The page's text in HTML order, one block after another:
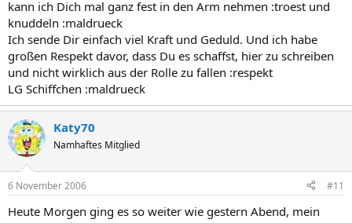
kann ich Dich mal ganz fest in den Arm nehmen :troest und
knuddeln :maldrueck
Ich sende Dir einfach viel Kraft und Geduld. Und ich habe
großen Respekt davor, dass Du es schaffst, hier zu schreiben
und nicht wirklich aus der Rolle zu fallen :respekt
LG Schiffchen :maldrueck
Katy70
Namhaftes Mitglied
6 November 2006 #11
Heute Morgen ging es so weiter wie gestern Abend, mein